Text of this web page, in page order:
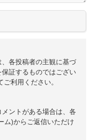
各投稿者の主観に基づ
証するものではござい
利用ください。
ントがある場合は、各
ム)からご返信いただけ